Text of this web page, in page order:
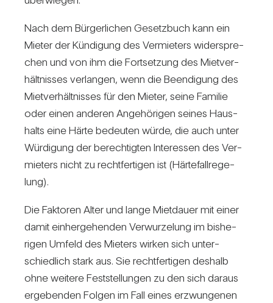
Nach dem Bür­ger­li­chen Gesetz­buch kann ein
Mieter der Kün­di­gung des Ver­mie­ters wider­spre­
chen und von ihm die Fort­set­zung des Miet­ver­
hält­nisses ver­langen, wenn die Been­di­gung des
Miet­ver­hält­nisses für den Mieter, seine Familie
oder einen anderen Ange­hö­rigen seines Haus­
halts eine Härte bedeuten würde, die auch unter
Wür­di­gung der berech­tigten Inter­essen des Ver­
mie­ters nicht zu recht­fer­tigen ist (Här­te­fall­re­ge­
lung).
Die Fak­toren Alter und lange Miet­dauer mit einer
damit ein­her­ge­henden Ver­wur­ze­lung im bis­he­
rigen Umfeld des Mie­ters wirken sich unter­
schied­lich stark aus. Sie recht­fer­tigen des­halb
ohne wei­tere Fest­stel­lungen zu den sich daraus
erge­benden Folgen im Fall eines erzwun­genen